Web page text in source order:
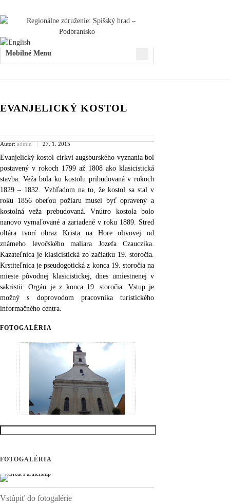
Mobilné Menu
EVANJELICKÝ KOSTOL
Autor:admin 27. 1. 2015
Evanjelický kostol cirkvi augsburského vyznania bol
postavený v rokoch 1799 až 1808 ako klasicistická
stavba. Veža bola ku kostolu pribudovaná v rokoch
1829 – 1832. Vzhľadom na to, že kostol sa stal v
roku 1856 obeťou požiaru musel byť opravený a
kostolná veža prebudovaná. Vnútro kostola bolo
nanovo vymaľované a zariadené v roku 1889. Stred
oltára tvorí obraz Krista na Hore olivovej od
známeho levočského maliara Jozefa Czauczika.
Kazateľnica je klasicistická zo začiatku 19. storočia.
Krstiteľnica je pseudogotická z konca 19. storočia na
mieste pôvodnej klasicistickej, dnes umiestnenej v
sakristii. Orgán je z konca 19. storočia. Vstup je
možný s doprovodom pracovníka turistického
informačného centra.
FOTOGALÉRIA
FOTOGALÉRIA
Vstúpiť do fotogalérie